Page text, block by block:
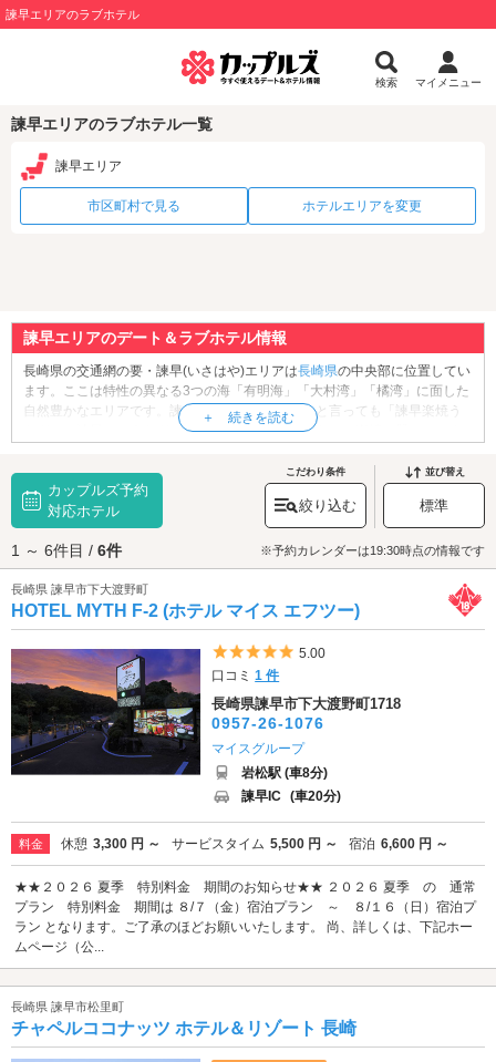
諫早エリアのラブホテル
検索 マイメニュー
諫早エリアのラブホテル一覧
諫早エリア
市区町村で見る ホテルエリアを変更
諫早エリアのデート＆ラブホテル情報
長崎県の交通網の要・諫早(いさはや)エリアは長崎県の中央部に位置してい
ます。ここは特性の異なる3つの海「有明海」「大村湾」「橘湾」に面した
自然豊かなエリアです。諫早グルメといえばなんと言っても「諫早楽焼う
なぎ」。諫早ではうなぎのかば焼きを、二重底になった楽焼の器でふっく
い。観光・デートをするなら、有明海を眼下に望む絶景スポット「 白木峰
高原」がおすすめ。こちらの丘陵は、春には桜が、秋にはコスモスが咲き
誇り、多くの観光客で賑わいます。駐車場も整備されているのでドライブ
デートにもぴったりなスポットです。ドライブ中の2人には諫早随一のパワ
ースポット「御手水観音
」もおすすめ。古くから観音霊場として知られる
このスポットには、約49体もの仏像が連なり、夏でも冷涼なことから避暑
地としても親しまれています。お土産を買うなら、「
道の駅 長崎街道鈴田
峠」がおすすめです。朝採れの野菜や果物を購入できる他、館内のお食事
処では、長崎ちゃんぽんなどご当地グルメも味わえます。デートを満喫し
たらラブホテルで休憩・宿泊しませんか？諫早エリアのラブホテルは、道
の駅「長崎街道鈴田峠」や、JR「西諫早駅」の近くに点在する他、「
ンカントリークラブ森山 」の周辺に多く集積します。カップルズ予約ので
きるホテルもあるのでさっそくチェックしてみましょう。
カップルズ予約
対応ホテル
こだわり条件
絞り込む
並び替え
標準
1 ～ 6件目 / 6件 ※予約カレンダーは19:30時点の情報です
長崎県 諫早市下大渡野町
HOTEL MYTH F-2 (ホテル マイス エフツー)
5つ星のうち5
5.00
口コミ1 件
長崎県諫早市下大渡野町1718
0957-26-1076
マイスグループ
岩松駅 (車8分)
諫早IC (車20分)
料金 休憩 3,300 円 ～ サービスタイム 5,500 円 ～ 宿泊 6,600 円 ～
★★２０２６ 夏季 特別料金 期間のお知らせ★★ ２０２６ 夏季 の 通常
プラン 特別料金 期間は ８/７（金）宿泊プラン ～ ８/１６（日）宿泊プ
ラン となります。ご了承のほどお願いいたします。 尚、詳しくは、下記ホー
ムページ（公...
長崎県 諫早市松里町
チャペルココナッツ ホテル＆リゾート 長崎